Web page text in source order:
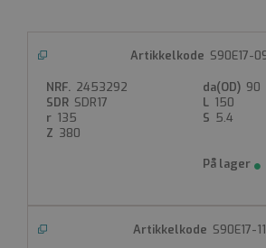
S90E17
PE100-bend 90° lang
Bøyd av rør R=1,5
SDR17: Vann PN 10 Gass PN 6
S90E17-
2453292
90
SDR17
150
135
5.4
380
S90E17-